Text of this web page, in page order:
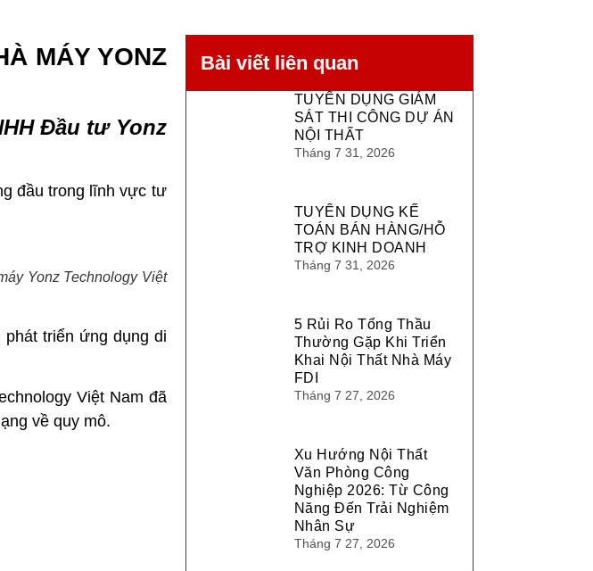
MÁY YONZ
Đầu tư Yonz
đầu trong lĩnh vực tư
Yonz Technology Việt
triển ứng dụng di
Việt Nam đã
về quy mô.
Bài viết liên quan
TUYỂN DỤNG GIÁM
SÁT THI CÔNG DỰ ÁN
NỘI THẤT
Tháng 7 31, 2026
TUYỂN DỤNG KẾ
TOÁN BÁN HÀNG/HỖ
TRỢ KINH DOANH
Tháng 7 31, 2026
5 Rủi Ro Tổng Thầu
Thường Gặp Khi Triển
Khai Nội Thất Nhà Máy
FDI
Tháng 7 27, 2026
Xu Hướng Nội Thất
Văn Phòng Công
Nghiệp 2026: Từ Công
Năng Đến Trải Nghiệm
Nhân Sự
Tháng 7 27, 2026